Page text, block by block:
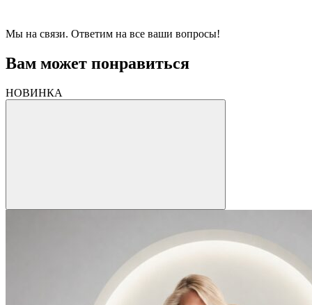
Мы на связи. Ответим на все ваши вопросы!
Вам может понравиться
НОВИНКА